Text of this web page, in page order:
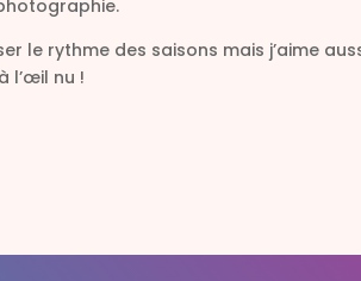
rythme des saisons mais j’aime
l’œil nu !